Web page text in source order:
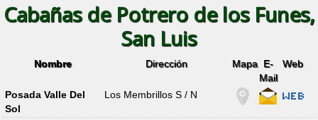
Cabañas de Potrero de los Funes,
San Luis
Nombre Dirección Mapa E-
Mail
Web
Posada Valle Del
Sol
Los Membrillos S / N